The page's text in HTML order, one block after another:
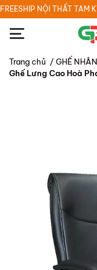
FREESHIP NỘI THẤT TAM
Trang chủ / GHẾ
Ghế Lưng Cao Hoà